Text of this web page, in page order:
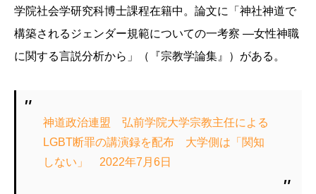
学院社会学研究科博士課程在籍中。論文に「神社神道で
構築されるジェンダー規範についての一考察 ―女性神職
に関する言説分析から」（『宗教学論集』）がある。
神道政治連盟 弘前学院大学宗教主任による
LGBT断罪の講演録を配布 大学側は「関知
しない」 2022年7月6日